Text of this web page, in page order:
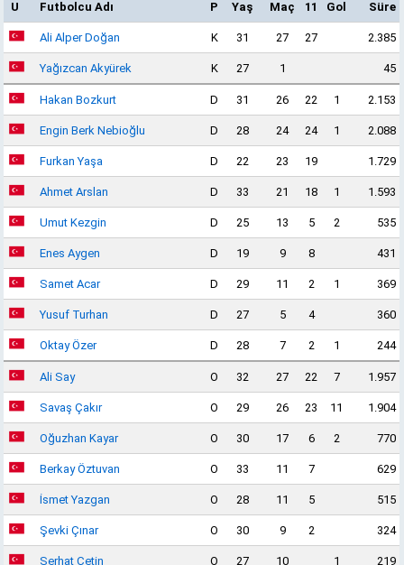
U Futbolcu Adı P Yaş Maç 11 Gol Süre
Ali Alper Doğan K 31 27 27 2.385
Yağızcan Akyürek K 27 1 45
Hakan Bozkurt D 31 26 22 1 2.153
Engin Berk Nebioğlu D 28 24 24 1 2.088
Furkan Yaşa D 22 23 19 1.729
Ahmet Arslan D 33 21 18 1 1.593
Umut Kezgin D 25 13 5 2 535
Enes Aygen D 19 9 8 431
Samet Acar D 29 11 2 1 369
Yusuf Turhan D 27 5 4 360
Oktay Özer D 28 7 2 1 244
Ali Say O 32 27 22 7 1.957
Savaş Çakır O 29 26 23 11 1.904
Oğuzhan Kayar O 30 17 6 2 770
Berkay Öztuvan O 33 11 7 629
İsmet Yazgan O 28 11 5 515
Şevki Çınar O 30 9 2 324
Serhat Çetin O 27 10 1 219